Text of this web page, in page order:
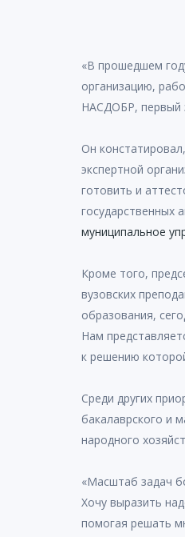
«В прошедшем
организацию,
НАСДОБР, первый
Он
экспертной
готовить и
государственных
муниципальное
Кроме того,
вузовских
образования,
Нам
к решению
Среди других
бакалаврского и
народного
«Масштаб задач
Хочу выразить
помогая решать